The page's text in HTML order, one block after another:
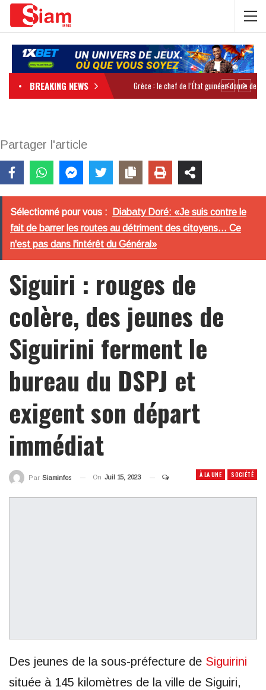
BREAKING NEWS
Partager l'article
Sélectionné pour vous :
Diabaty Doré: «Je suis contre le
fait de barrer les routes au détriment des citoyens... Ce
n'est pas dans l'intérêt du Général»
Siguiri : rouges de
colère, des jeunes de
Siguirini ferment le
bureau du DSPJ et
exigent son départ
immédiat
À LA UNE SOCIÉTÉ
Par Siaminfos On Juil 15, 2023
Des jeunes de la sous-préfecture de Siguirini
située à 145 kilomètres de la ville de Siguiri,